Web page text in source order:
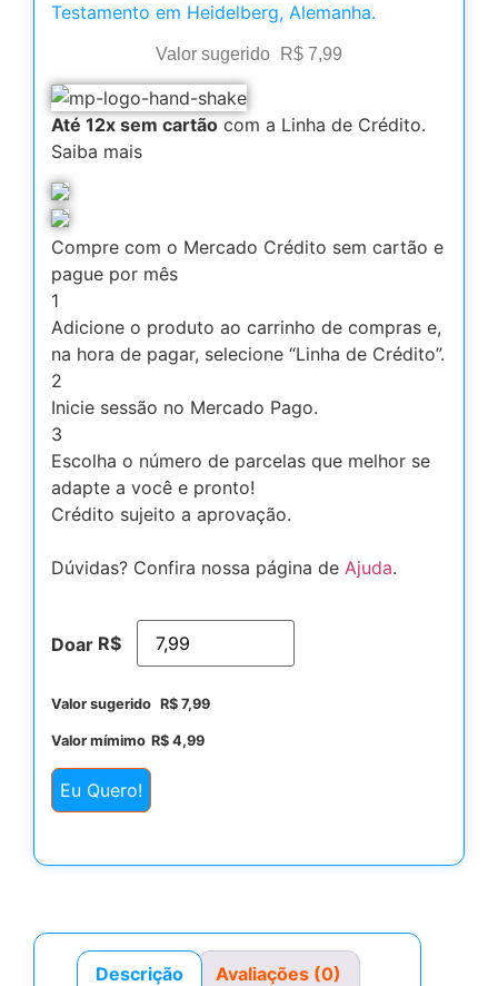
Testamento em Heidelberg, Alemanha.
Valor sugerido R$ 7,99
Até 12x sem cartão com a Linha de Crédito.
Saiba mais
Compre com o Mercado Crédito sem cartão e
pague por mês
1
Adicione o produto ao carrinho de compras e,
na hora de pagar, selecione “Linha de Crédito”.
2
Inicie sessão no Mercado Pago.
3
Escolha o número de parcelas que melhor se
adapte a você e pronto!
Crédito sujeito a aprovação.
Dúvidas? Confira nossa página de Ajuda.
Doar R$
Valor sugerido R$ 7,99
Valor mímimo R$ 4,99
Eu Quero!
Descrição Avaliações (0)